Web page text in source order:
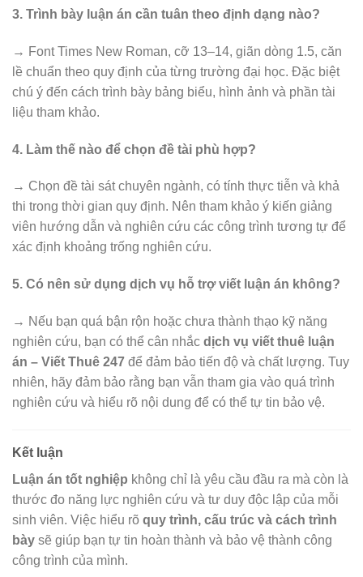
3. Trình bày luận án cần tuân theo định dạng nào?
→ Font Times New Roman, cỡ 13–14, giãn dòng 1.5, căn
lề chuẩn theo quy định của từng trường đại học. Đặc biệt
chú ý đến cách trình bày bảng biểu, hình ảnh và phần tài
liệu tham khảo.
4. Làm thế nào để chọn đề tài phù hợp?
→ Chọn đề tài sát chuyên ngành, có tính thực tiễn và khả
thi trong thời gian quy định. Nên tham khảo ý kiến giảng
viên hướng dẫn và nghiên cứu các công trình tương tự để
xác định khoảng trống nghiên cứu.
5. Có nên sử dụng dịch vụ hỗ trợ viết luận án không?
→ Nếu bạn quá bận rộn hoặc chưa thành thạo kỹ năng
nghiên cứu, bạn có thể cân nhắc dịch vụ viết thuê luận
án – Viết Thuê 247 để đảm bảo tiến độ và chất lượng. Tuy
nhiên, hãy đảm bảo rằng bạn vẫn tham gia vào quá trình
nghiên cứu và hiểu rõ nội dung để có thể tự tin bảo vệ.
Kết luận
Luận án tốt nghiệp không chỉ là yêu cầu đầu ra mà còn là
thước đo năng lực nghiên cứu và tư duy độc lập của mỗi
sinh viên. Việc hiểu rõ quy trình, cấu trúc và cách trình
bày sẽ giúp bạn tự tin hoàn thành và bảo vệ thành công
công trình của mình.